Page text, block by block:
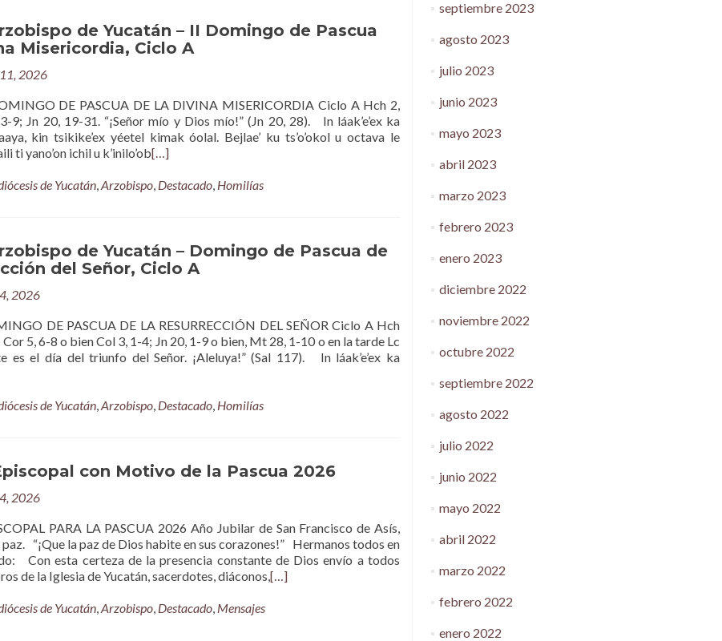
de Yucatán – II Domingo de Pascua
Misericordia, Ciclo A
2026
DE PASCUA DE LA DIVINA MISERICORDIA Ciclo A Hch 2,
9; Jn 20, 19-31. “¡Señor mío y Dios mío!” (Jn 20, 28). In láak’e’ex ka
kin tsikike’ex yéetel kimak óolal. Bejlae’ ku ts’o’okol u octava le
ti yano’on ichil u k’inilo’ob[…]
de Yucatán,Arzobispo, Destacado, Homilías
de Yucatán – Domingo de Pascua de
del Señor, Ciclo A
2026
DE PASCUA DE LA RESURRECCIÓN DEL SEÑOR Ciclo A Hch
5, 6-8 o bien Col 3, 1-4; Jn 20, 1-9 o bien, Mt 28, 1-10 o en la tarde Lc
es el día del triunfo del Señor. ¡Aleluya!” (Sal 117). In láak’e’ex ka
de Yucatán,Arzobispo, Destacado, Homilías
con Motivo de la Pascua 2026
2026
PARA LA PASCUA 2026 Año Jubilar de San Francisco de Asís,
“¡Que la paz de Dios habite en sus corazones!” Hermanos todos en
Con esta certeza de la presencia constante de Dios envío a todos
de la Iglesia de Yucatán, sacerdotes, diáconos,[…]
de Yucatán,Arzobispo, Destacado, Mensajes
septiembre 2023
agosto 2023
julio 2023
junio 2023
mayo 2023
abril 2023
marzo 2023
febrero 2023
enero 2023
diciembre 2022
noviembre 2022
octubre 2022
septiembre 2022
agosto 2022
julio 2022
junio 2022
mayo 2022
abril 2022
marzo 2022
febrero 2022
enero 2022